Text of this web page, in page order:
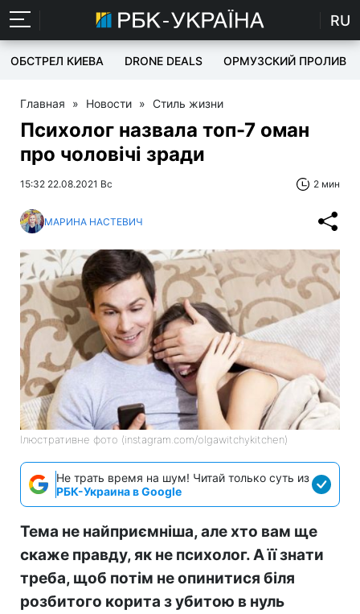
RU
ОБСТРЕЛ КИЕВА DRONE DEALS ОРМУЗСКИЙ ПРОЛИВ
Главная » Новости » Стиль жизни
Психолог назвала топ-7 оман
про чоловічі зради
15:32 22.08.2021 Вс 2 мин
МАРИНА НАСТЕВИЧ
Ілюстративне фото (instagram.com/olgawitchykitchen)
Не трать время на шум! Читай только суть из
РБК-Украина в Google
Тема не найприємніша, але хто вам ще
скаже правду, як не психолог. А її знати
треба, щоб потім не опинитися біля
розбитого корита з убитою в нуль